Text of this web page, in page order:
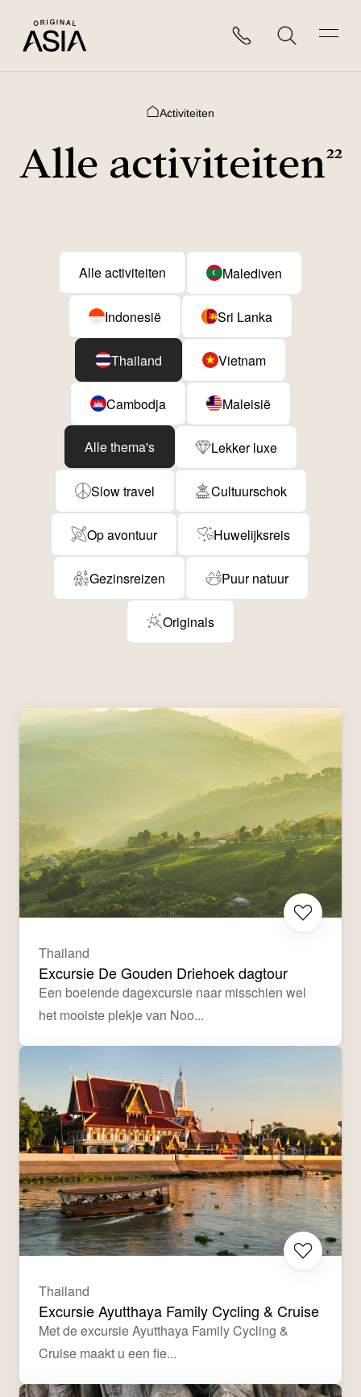
Activiteiten
Alle activiteiten22
Alle activiteiten Malediven
Indonesië Sri Lanka
Thailand Vietnam
Cambodja Maleisië
Alle thema's Lekker luxe
Slow travel Cultuurschok
Op avontuur Huwelijksreis
Gezinsreizen Puur natuur
Originals
Thailand
Excursie De Gouden Driehoek dagtour
Een boeiende dagexcursie naar misschien wel
het mooiste plekje van Noo...
Thailand
Excursie Ayutthaya Family Cycling & Cruise
Met de excursie Ayutthaya Family Cycling &
Cruise maakt u een fie...